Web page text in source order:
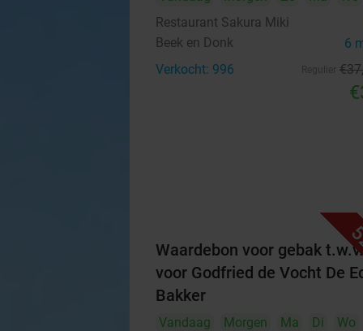
Restaurant Sakura Miki
Beek en Donk 6
Verkocht: 996 €37
Waardebon voor gebak t.w.v.
voor Godfried de Vocht De
Bakker
Vandaag Morgen Ma Di Wo